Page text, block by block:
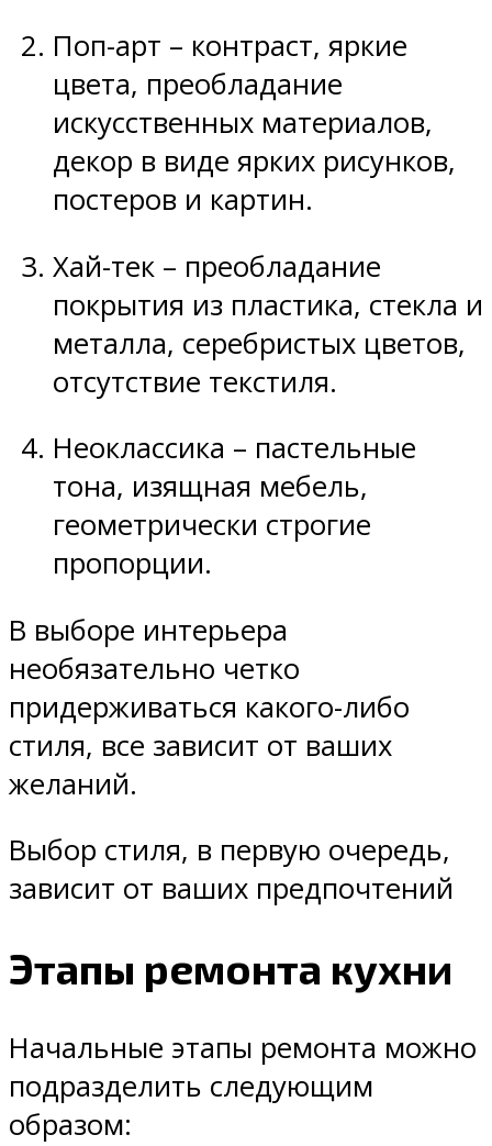
Поп-арт – контраст, яркие
цвета, преобладание
искусственных материалов,
декор в виде ярких рисунков,
постеров и картин.
Хай-тек – преобладание
покрытия из пластика, стекла и
металла, серебристых цветов,
отсутствие текстиля.
Неоклассика – пастельные
тона, изящная мебель,
геометрически строгие
пропорции.
В выборе интерьера
необязательно четко
придерживаться какого-либо
стиля, все зависит от ваших
желаний.
Выбор стиля, в первую очередь,
зависит от ваших предпочтений
Этапы ремонта кухни
Начальные этапы ремонта можно
подразделить следующим
образом: